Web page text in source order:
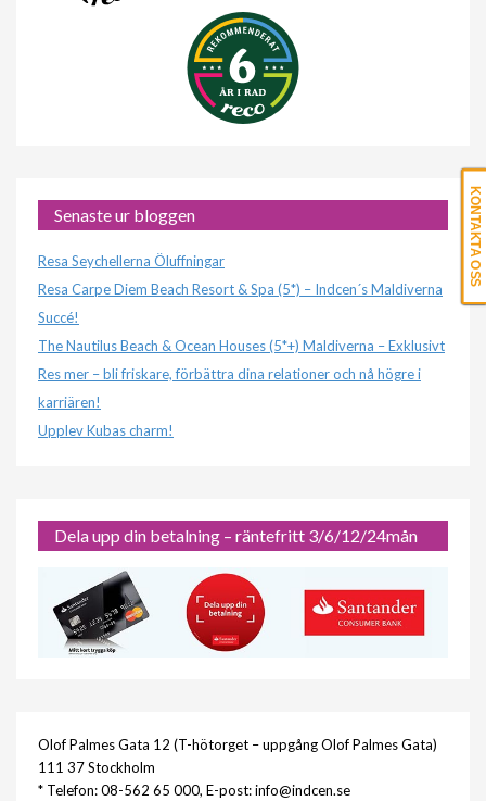
Senaste ur bloggen
Resa Seychellerna Öluffningar
Resa Carpe Diem Beach Resort & Spa (5*) – Indcen´s Maldiverna
Succé!
The Nautilus Beach & Ocean Houses (5*+) Maldiverna – Exklusivt
Res mer – bli friskare, förbättra dina relationer och nå högre i
karriären!
Upplev Kubas charm!
Dela upp din betalning – räntefritt 3/6/12/24mån
Olof Palmes Gata 12 (T-hötorget – uppgång Olof Palmes Gata)
111 37 Stockholm
* Telefon: 08-562 65 000, E-post: info@indcen.se
KONTAKTA OSS